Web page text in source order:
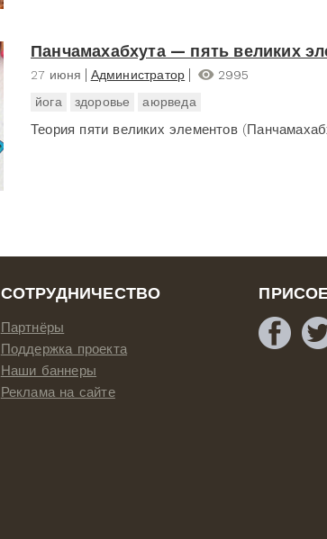
Панчамахабхута — пять великих
27 июня Администратор
2995
йога
здоровье аюрведа
Теория пяти великих элементов
СОТРУДНИЧЕСТВО
Партнёры
Поддержка проекта
Наши баннеры
Реклама на сайте